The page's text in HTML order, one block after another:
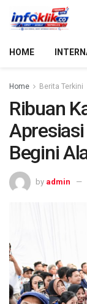
HOME
Home Berita Terkini
Ribuan
Begini
by admin